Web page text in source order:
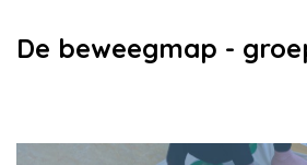
De beweegmap -